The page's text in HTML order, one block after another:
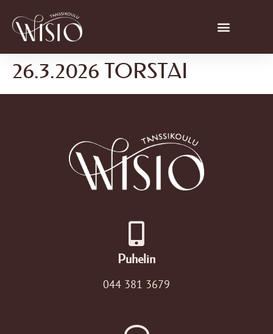
26.3.2026 TORSTAI
Puhelin
044 381 3679